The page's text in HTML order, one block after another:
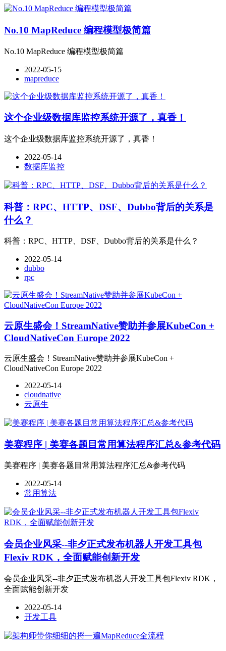
No.10 MapReduce 编程模型极简篇
No.10 MapReduce 编程模型极简篇
2022-05-15
mapreduce
这个企业级数据库监控系统开源了，真香！
这个企业级数据库监控系统开源了，真香！
2022-05-14
数据库监控
科普：RPC、HTTP、DSF、Dubbo背后的关系是
什么？
科普：RPC、HTTP、DSF、Dubbo背后的关系是什么？
2022-05-14
dubbo
rpc
云原生盛会！StreamNative赞助并参展KubeCon +
CloudNativeCon Europe 2022
云原生盛会！StreamNative赞助并参展KubeCon +
CloudNativeCon Europe 2022
2022-05-14
cloudnative
云原生
美赛程序 | 美赛各题目常用算法程序汇总&参考代码
美赛程序 | 美赛各题目常用算法程序汇总&参考代码
2022-05-14
常用算法
会员企业风采--非夕正式发布机器人开发工具包
Flexiv RDK，全面赋能创新开发
会员企业风采--非夕正式发布机器人开发工具包Flexiv RDK，
全面赋能创新开发
2022-05-14
开发工具